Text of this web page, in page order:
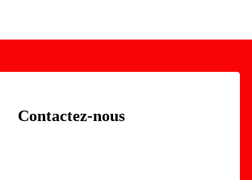
Contactez-nous